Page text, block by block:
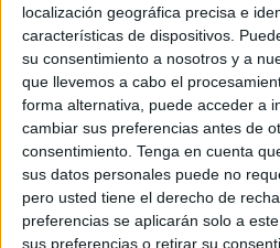
localización geográfica precisa e
características de dispositivos.
su consentimiento a nosotros y a
que llevemos a cabo el
forma alternativa, puede acceder a
cambiar sus preferencias antes de
consentimiento. Tenga en cuenta
sus datos personales puede no
pero usted tiene el derecho de
preferencias se aplicarán solo a
sus preferencias o retirar su
del Partido Popular está
Sociales. Según el líder de la
decisiones que últimamente
la privatización y
una ciudad con mucha
muy alta de ayudas a través de
hace que el personal sea
“Ante esta situación, la Ciudad